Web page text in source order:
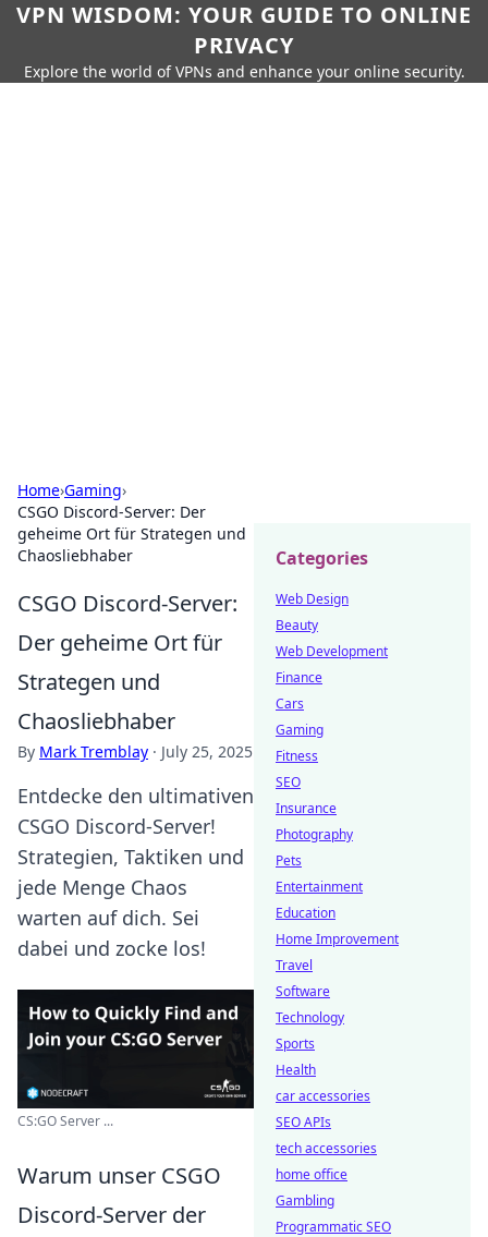
VPN WISDOM: YOUR GUIDE TO ONLINE
PRIVACY
Explore the world of VPNs and enhance your online security.
Home›Gaming›
CSGO Discord-Server: Der
geheime Ort für Strategen und
Chaosliebhaber
CSGO Discord-Server:
Der geheime Ort für
Strategen und
Chaosliebhaber
By Mark Tremblay · July 25, 2025
Entdecke den ultimativen
CSGO Discord-Server!
Strategien, Taktiken und
jede Menge Chaos
warten auf dich. Sei
dabei und zocke los!
CS:GO Server ...
Warum unser CSGO
Discord-Server der
Categories
Web Design
Beauty
Web Development
Finance
Cars
Gaming
Fitness
SEO
Insurance
Photography
Pets
Entertainment
Education
Home Improvement
Travel
Software
Technology
Sports
Health
car accessories
SEO APIs
tech accessories
home office
Gambling
Programmatic SEO